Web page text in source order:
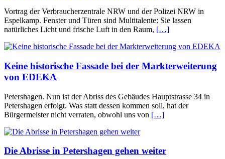
Vortrag der Verbraucherzentrale NRW und der Polizei NRW in
Espelkamp. Fenster und Türen sind Multitalente: Sie lassen
natürliches Licht und frische Luft in den Raum, […]
Keine historische Fassade bei der Markterweiterung
von EDEKA
Petershagen. Nun ist der Abriss des Gebäudes Hauptstrasse 34 in
Petershagen erfolgt. Was statt dessen kommen soll, hat der
Bürgermeister nicht verraten, obwohl uns von […]
Die Abrisse in Petershagen gehen weiter